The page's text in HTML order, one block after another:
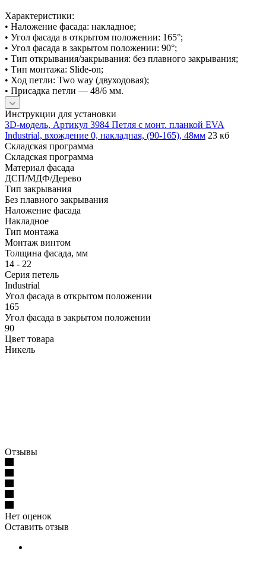
Характеристики:
• Наложение фасада: накладное;
• Угол фасада в открытом положении: 165°;
• Угол фасада в закрытом положении: 90°;
• Тип открывания/закрывания: без плавного закрывания;
• Тип монтажа: Slide-on;
• Ход петли: Two way (двуходовая);
• Присадка петли — 48/6 мм.
Инструкции для установки
3D-модель, Артикул 3984 Петля с монт. планкой EVA
Industrial, вхождение 0, накладная, (90-165), 48мм 23 кб
Складская программа
Складская программа
Материал фасада
ДСП/МДФ/Дерево
Тип закрывания
Без плавного закрывания
Наложение фасада
Накладное
Тип монтажа
Монтаж винтом
Толщина фасада, мм
14 - 22
Серия петель
Industrial
Угол фасада в открытом положении
165
Угол фасада в закрытом положении
90
Цвет товара
Никель
Отзывы
Нет оценок
Оставить отзыв